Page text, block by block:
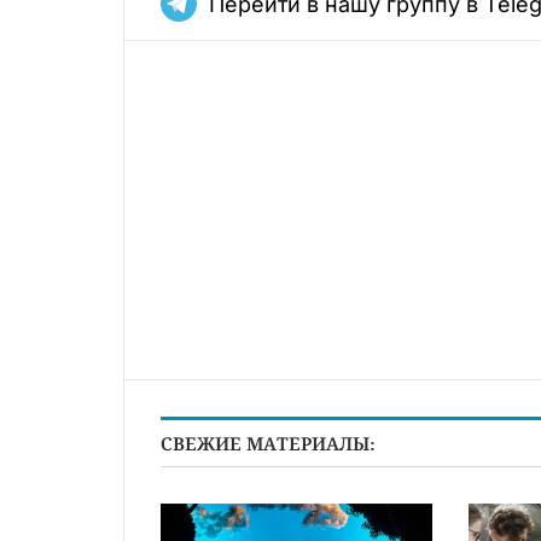
СВЕЖИЕ МАТЕРИАЛЫ: